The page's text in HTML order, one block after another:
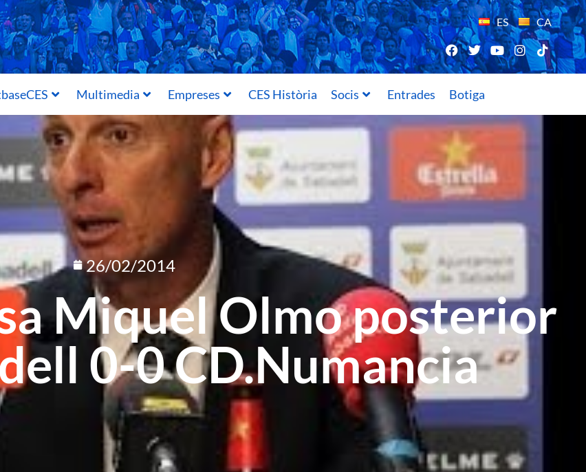
ES CA
Multimedia Empreses CES Història Socis Entrades Botiga
26/02/2014
Miquel Olmo posterior
0-0 CD.Numancia